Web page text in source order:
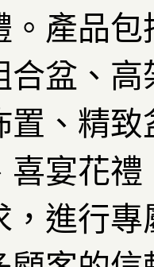
。產品包
合盆、
、 精致
喜宴花
，進行專